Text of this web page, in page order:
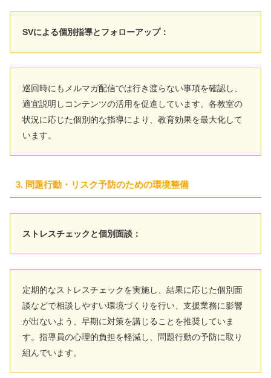
SVによる個別指導とフォローアップ：
巡回時にもメルマガ配信では行き渡らない事項を確認し、
適宜説明しコンテンツの活用を促進しています。各教室の
状況に応じた個別的な指導により、教育効果を最大化して
います。
3. 問題行動・リスク予防のための環境整備
ストレスチェックと個別面談：
定期的なストレスチェックを実施し、結果に応じた個別面
談などで相談しやすい環境づくりを行い、支援業務に影響
が出ないよう、早期に対策を講じることを推奨していま
す。指導員の心理的負担を軽減し、問題行動の予防に取り
組んでいます。